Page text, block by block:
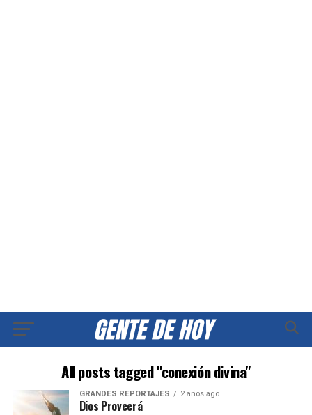
All posts tagged "conexión divina"
GRANDES REPORTAJES 2 años ago
Dios Proveerá